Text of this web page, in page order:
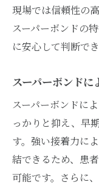
現場では信頼性の
スーパーボンドの
に安心して判断で
スーパーボンドに
スーパーボンドに
っかりと抑え、早
す。強い接着力に
結できるため、患
可能です。さらに